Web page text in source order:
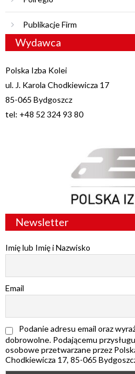
Publikacje Firm
Wydawca
Polska Izba Kolei
ul. J. Karola Chodkiewicza 17
85-065 Bydgoszcz
tel: +48 52 324 93 80
Newsletter
Imię lub Imię i Nazwisko
Email
Podanie adresu email oraz
dobrowolne. Podającemu
osobowe przetwarzane przez
Chodkiewicza 17, 85-065